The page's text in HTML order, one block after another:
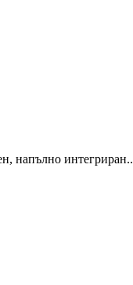
напълно интегриран..